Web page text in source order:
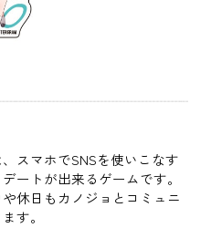
スマホでSNSを使いこなす
ートが出来るゲームです。
休日もカノジョとコミュニ
す。